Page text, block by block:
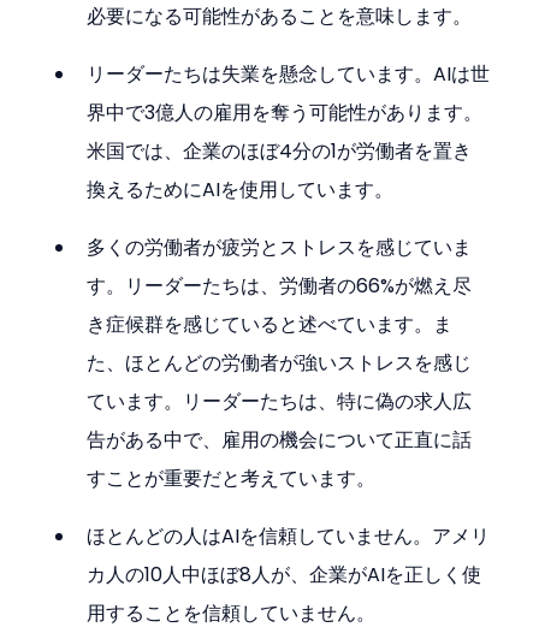
必要になる可能性があることを意味します。
リーダーたちは失業を懸念しています。AIは世
界中で3億人の雇用を奪う可能性があります。
米国では、企業のほぼ4分の1が労働者を置き
換えるためにAIを使用しています。
多くの労働者が疲労とストレスを感じていま
す。リーダーたちは、労働者の66%が燃え尽
き症候群を感じていると述べています。ま
た、ほとんどの労働者が強いストレスを感じ
ています。リーダーたちは、特に偽の求人広
告がある中で、雇用の機会について正直に話
すことが重要だと考えています。
ほとんどの人はAIを信頼していません。アメリ
カ人の10人中ほぼ8人が、企業がAIを正しく使
用することを信頼していません。